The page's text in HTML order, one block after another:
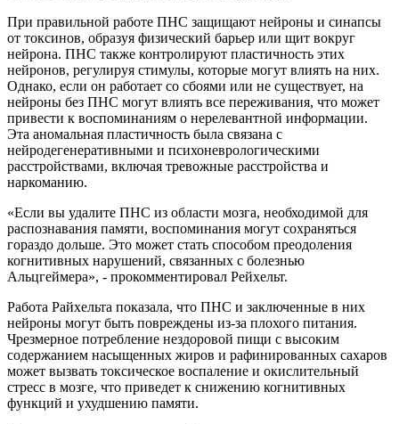
При правильной работе ПНС защищают нейроны и синапсы
от токсинов, образуя физический барьер или щит вокруг
нейрона. ПНС также контролируют пластичность этих
нейронов, регулируя стимулы, которые могут влиять на них.
Однако, если он работает со сбоями или не существует, на
нейроны без ПНС могут влиять все переживания, что может
привести к воспоминаниям о нерелевантной информации.
Эта аномальная пластичность была связана с
нейродегенеративными и психоневрологическими
расстройствами, включая тревожные расстройства и
наркоманию.
«Если вы удалите ПНС из области мозга, необходимой для
распознавания памяти, воспоминания могут сохраняться
гораздо дольше. Это может стать способом преодоления
когнитивных нарушений, связанных с болезнью
Альцгеймера», - прокомментировал Рейхельт.
Работа Райхельта показала, что ПНС и заключенные в них
нейроны могут быть повреждены из-за плохого питания.
Чрезмерное потребление нездоровой пищи с высоким
содержанием насыщенных жиров и рафинированных сахаров
может вызвать токсическое воспаление и окислительный
стресс в мозге, что приведет к снижению когнитивных
функций и ухудшению памяти.